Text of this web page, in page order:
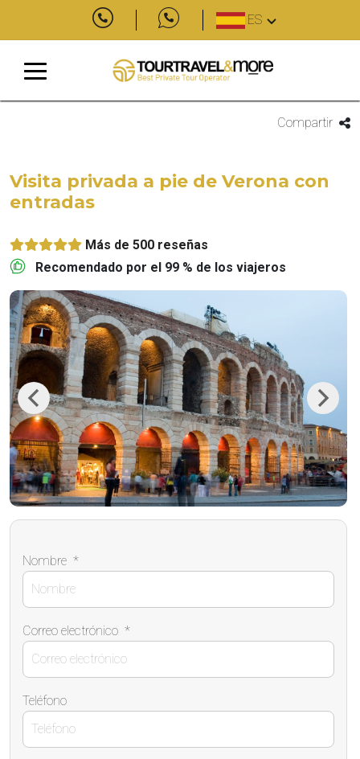
ES
Compartir
Visita privada a pie de Verona con
entradas
Más de 500 reseñas
Recomendado por el 99 % de los viajeros
Previous Next
Nombre *
Correo electrónico *
Teléfono